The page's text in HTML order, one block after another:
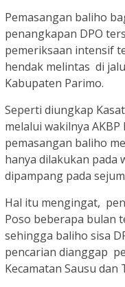
Pemasangan baliho
penangkapan DPO
pemeriksaan intensif
hendak melintas di
Kabupaten Parimo.
Seperti diungkap
melalui wakilnya
pemasangan baliho
hanya dilakukan pada
dipampang pada
Hal itu mengingat,
Poso beberapa bulan
sehingga baliho sisa
pencarian dianggap
Kecamatan Sausu dan